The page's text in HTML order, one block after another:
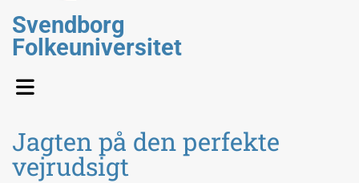
Svendborg
Folkeuniversitet
Jagten på den perfekte
vejrudsigt